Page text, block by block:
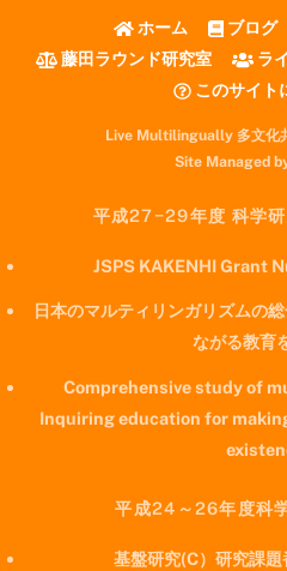
ホーム ブログ
藤田ラウンド研究室
ラ
このサイト
Live Multilingually 多文化
Site Managed
平成27−29年度 科学
JSPS KAKENHI Grant
日本のマルティリンガリズムの
ながる教育
Comprehensive study of
Inquiring education for
平成24～26年度科
基盤研究(C）研究課